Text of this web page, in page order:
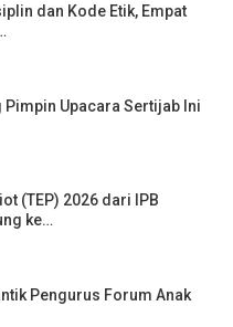
dan Kode Etik, Empat
Upacara Sertijab Ini
(TEP) 2026 dari IPB
ke…
Pengurus Forum Anak